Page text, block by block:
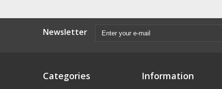
Newsletter
Categories Information